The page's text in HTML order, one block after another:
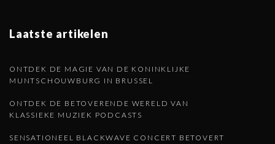
Laatste artikelen
ONTDEK DE MAGIE VAN DE KONINKLIJKE
MUNTSCHOUWBURG IN BRUSSEL
ONTDEK DE BETOVERENDE WERELD VAN
KLASSIEKE MUZIEK PODCASTS
SENSATIONEEL BLACKWAVE CONCERT BETOVERT